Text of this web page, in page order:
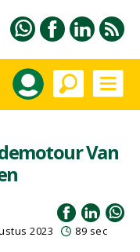
Van
2023 89 sec